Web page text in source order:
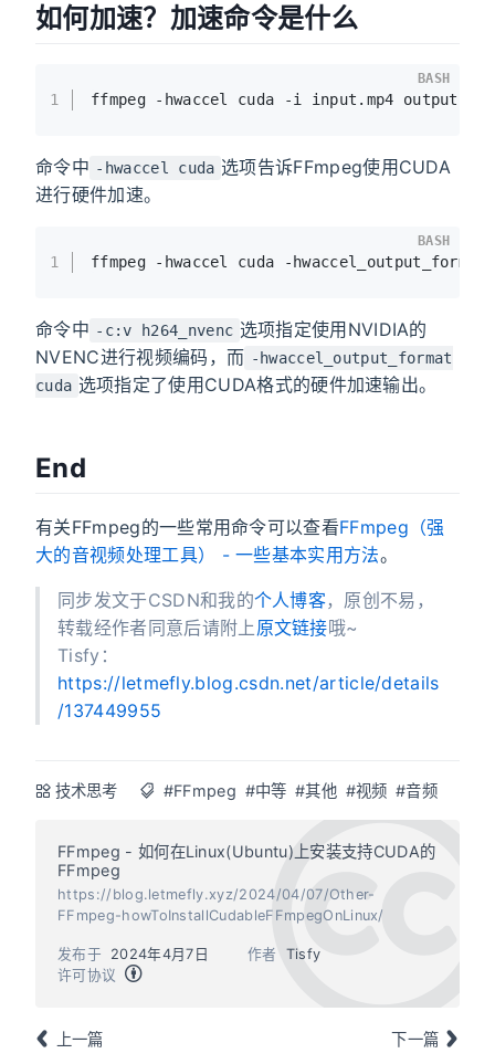
如何加速？加速命令是什么
1 ffmpeg -hwaccel cuda -i input.mp4 output.mp4
BASH
命令中 -hwaccel cuda 选项告诉FFmpeg使用CUDA
进行硬件加速。
1 ffmpeg -hwaccel cuda -
BASH
命令中 -c:v h264_nvenc 选项指定使用NVIDIA的
NVENC进行视频编码，而 -hwaccel_output_format
cuda 选项指定了使用CUDA格式的硬件加速输出。
End
有关FFmpeg的一些常用命令可以查看FFmpeg（强
大的音视频处理工具） - 一些基本实用方法。
同步发文于CSDN和我的个人博客，原创不易，
转载经作者同意后请附上原文链接哦~
Tisfy：
https://letmefly.blog.csdn.net/article/details
/137449955
技术思考 #FFmpeg #中等 #其他 #视频 #音频
FFmpeg - 如何在Linux(Ubuntu)上安装支持CUDA的
FFmpeg
https://blog.letmefly.xyz/2024/04/07/Other-
FFmpeg-howToInstallCudableFFmpegOnLinux/
作者 Tisfy
发布于
2024年4月7日
许可协议
上一篇 下一篇